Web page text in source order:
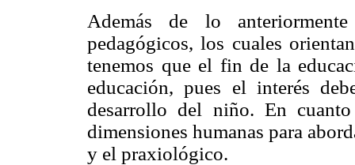
Además de lo
pedagógicos, los cuales
tenemos que el fin de la
educación, pues el interés
desarrollo del niño. En
dimensiones humanas para
y el praxiológico.